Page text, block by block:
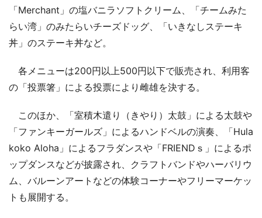
「Merchant」の塩バニラソフトクリーム、「チームみた
らい湾」のみたらいチーズドッグ、「いきなしステーキ
丼」のステーキ丼など。
各メニューは200円以上500円以下で販売され、利用客
の「投票箸」による投票により雌雄を決する。
このほか、「室積木遣り（きやり）太鼓」による太鼓や
「ファンキーガールズ」によるハンドベルの演奏、「Hula
koko Aloha」によるフラダンスや「FRIENDｓ」によるポ
ップダンスなどが披露され、クラフトバンドやハーバリウ
ム、バルーンアートなどの体験コーナーやフリーマーケッ
トも展開する。